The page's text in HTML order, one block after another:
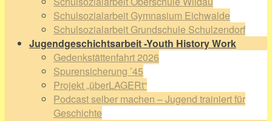
Schulsozialarbeit Gymnasium Eichwalde
Schulsozialarbeit Grundschule Schulzendorf
Jugendgeschichtsarbeit -Youth History Work
Gedenkstättenfahrt 2026
Spurensicherung ’45
Projekt „überLAGERt“
Podcast selber machen – Jugend trainiert für
Geschichte